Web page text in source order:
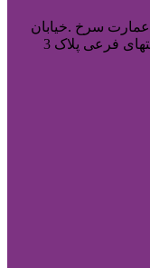
عمارت سرخ .خیابان
فرعی پلاک 3